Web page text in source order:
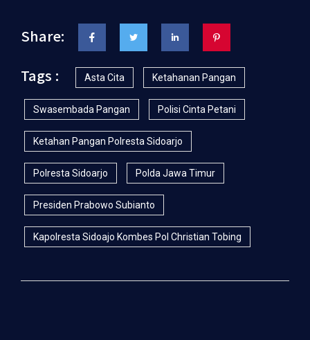
Share:
Tags :
Asta Cita Ketahanan Pangan
Swasembada Pangan Polisi Cinta Petani
Ketahan Pangan Polresta Sidoarjo
Polresta Sidoarjo Polda Jawa Timur
Presiden Prabowo Subianto
Kapolresta Sidoajo Kombes Pol Christian Tobing